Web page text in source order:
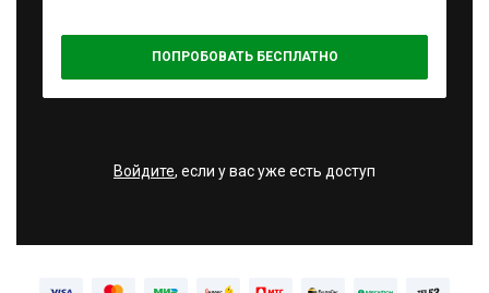
ПОПРОБОВАТЬ БЕСПЛАТНО
Войдите, если у вас уже есть доступ